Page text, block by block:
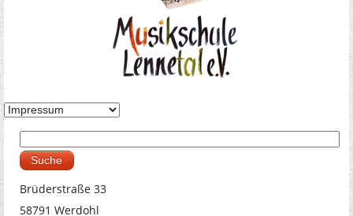
Suchformular
Brüderstraße 33
58791 Werdohl